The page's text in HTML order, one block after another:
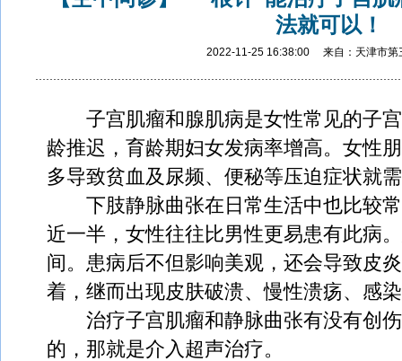
法就可以！
2022-11-25 16:38:00 来自：天津市第
子宫肌瘤和腺肌病是女性常见的子宫
龄推迟，育龄期妇女发病率增高。女性
多导致贫血及尿频、便秘等压迫症状就
下肢静脉曲张在日常生活中也比较常
近一半，女性往往比男性更易患有此病
间。患病后不但影响美观，还会导致皮
着，继而出现皮肤破溃、慢性溃疡、感
治疗子宫肌瘤和静脉曲张有没有创伤
的，那就是介入超声治疗。